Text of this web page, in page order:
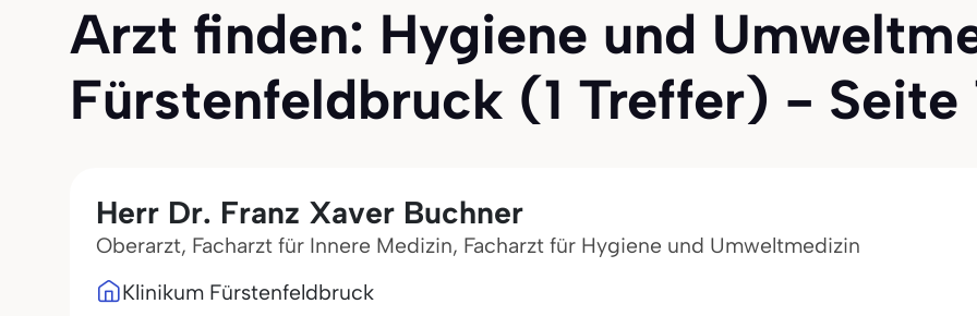
Arzt finden: Hygiene und
Fürstenfeldbruck (1 Treffer) - Seite
Herr Dr. Franz Xaver Buchner
Oberarzt, Facharzt für Innere Medizin, Facharzt für Hygiene und Umweltmedizin
Klinikum Fürstenfeldbruck